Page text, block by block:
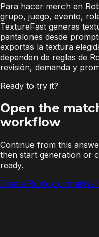
Para hacer merch en
grupo, juego, evento,
TextureFast generas
pantalones desde
exportas la textura
dependen de reglas de
revisión, demanda y
Ready to try it?
Open the
workflow
Continue from this
then start generation or
ready.
Create Roblox clothes